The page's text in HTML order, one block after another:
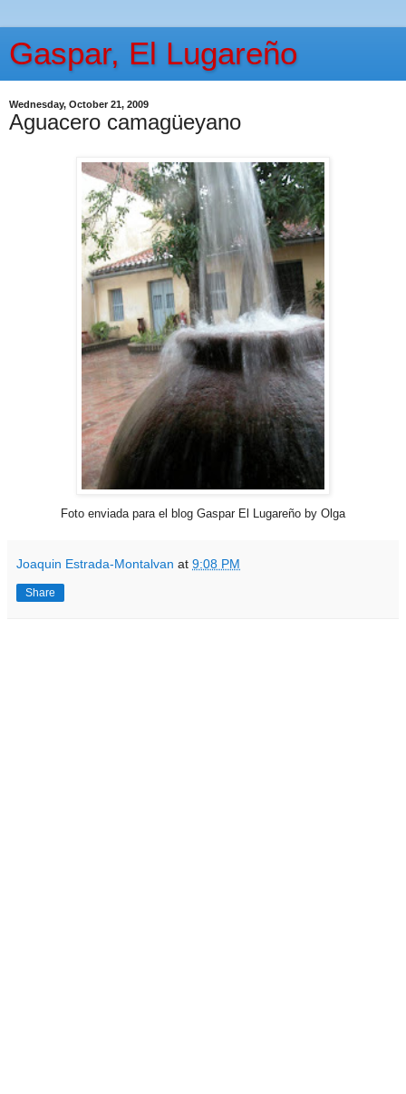
Gaspar, El Lugareño
Wednesday, October 21, 2009
Aguacero camagüeyano
Foto enviada para el blog Gaspar El Lugareño by Olga
Joaquin Estrada-Montalvan at 9:08 PM
Share